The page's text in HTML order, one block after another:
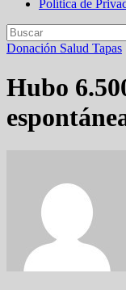
Política de
Donación Salud Tapas
Hubo